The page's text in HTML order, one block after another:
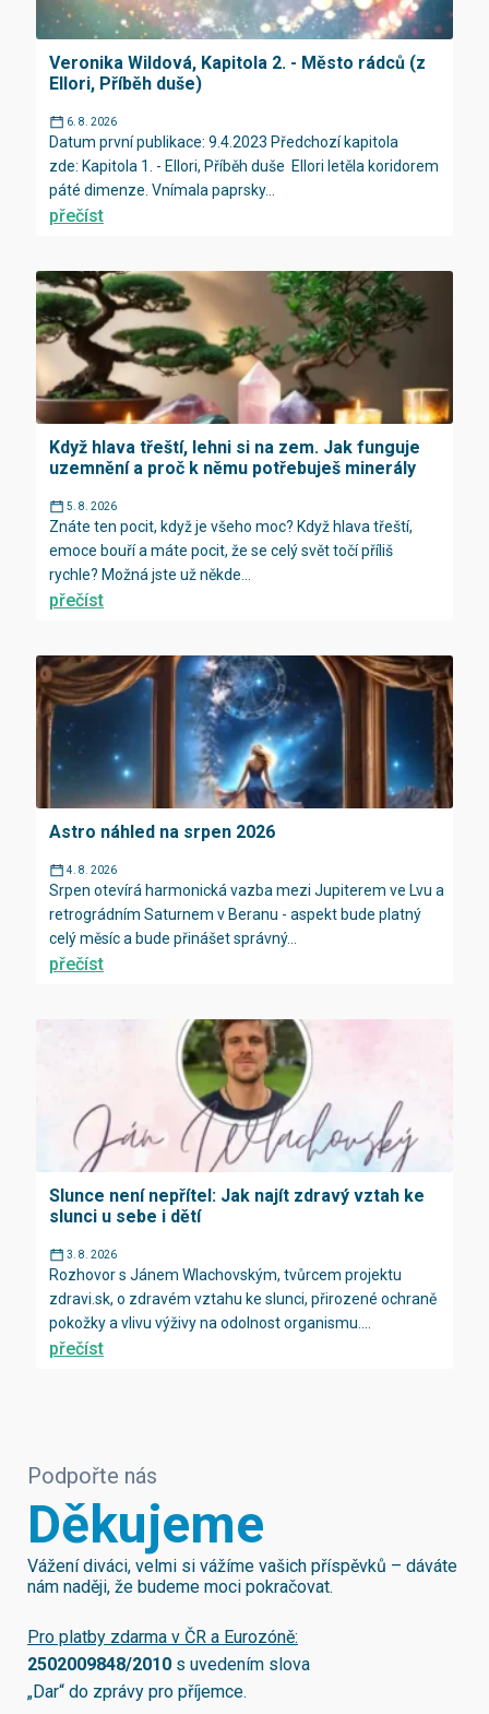
Veronika Wildová, Kapitola 2. - Město rádců (z
Ellori, Příběh duše)
6. 8. 2026
Datum první publikace: 9.4.2023 Předchozí kapitola
zde: Kapitola 1. - Ellori, Příběh duše Ellori letěla koridorem
páté dimenze. Vnímala paprsky...
přečíst
Když hlava třeští, lehni si na zem. Jak funguje
uzemnění a proč k němu potřebuješ minerály
5. 8. 2026
Znáte ten pocit, když je všeho moc? Když hlava třeští,
emoce bouří a máte pocit, že se celý svět točí příliš
rychle? Možná jste už někde...
přečíst
Astro náhled na srpen 2026
4. 8. 2026
Srpen otevírá harmonická vazba mezi Jupiterem ve Lvu a
retrográdním Saturnem v Beranu - aspekt bude platný
celý měsíc a bude přinášet správný...
přečíst
Slunce není nepřítel: Jak najít zdravý vztah ke
slunci u sebe i dětí
3. 8. 2026
Rozhovor s Jánem Wlachovským, tvůrcem projektu
zdravi.sk, o zdravém vztahu ke slunci, přirozené ochraně
pokožky a vlivu výživy na odolnost organismu....
přečíst
Podpořte nás
Děkujeme
Vážení diváci, velmi si vážíme vašich příspěvků – dáváte
nám naději, že budeme moci pokračovat.
Pro platby zdarma v ČR a Eurozóně:
2502009848/2010 s uvedením slova
„Dar“ do zprávy pro příjemce.